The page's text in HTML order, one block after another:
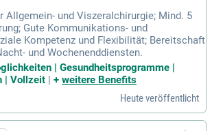
Allgemein- und Viszeralchirurgie; Mind. 5
Gute Kommunikations- und
Kompetenz und Flexibilität; Bereitschaft
und Wochenenddiensten.
| Gesundheitsprogramme |
| Vollzeit | + weitere Benefits
Heute veröffentlicht